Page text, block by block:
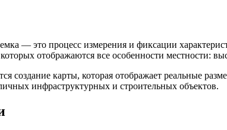
— это процесс измерения и фиксации
отображаются все особенности местности:
создание карты, которая отображает реальные
инфраструктурных и строительных объектов.